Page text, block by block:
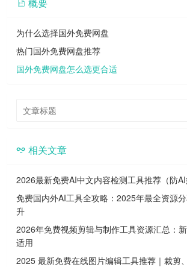
概要
为什么选择国外免费网盘
热门国外免费网盘推荐
国外免费网盘怎么选更合适
相关文章
2026最新免费AI中文内容检测工具推荐（防AI
免费国内外AI工具全攻略：2025年最全资源
升
2026年免费视频剪辑与制作工具资源汇总：
适用
2025 最新免费在线图片编辑工具推荐｜裁剪